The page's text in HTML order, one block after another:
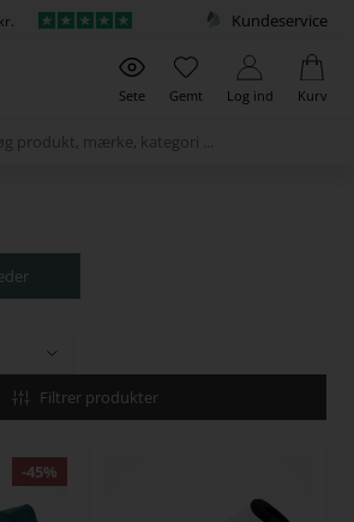
Kundeservice
Sete Gemt Log ind Kurv
Filtrer produkter